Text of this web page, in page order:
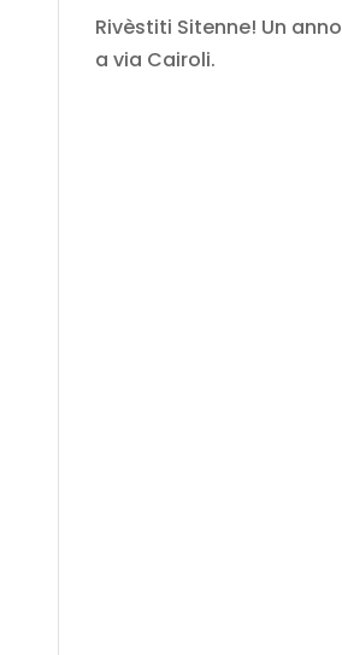
Rivèstiti Sitenne! Un anno
a via Cairoli.